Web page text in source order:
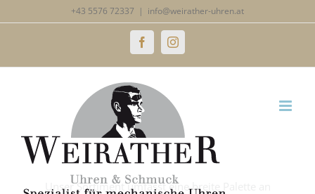
+43 5576 72337 | info@weirather-uhren.at
FacebookInstagram
weitere Uhrenmarken
Unser Sortiment umfasst eine breite Palette an